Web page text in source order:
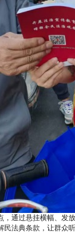
通过悬挂横幅、
法典条款，让群